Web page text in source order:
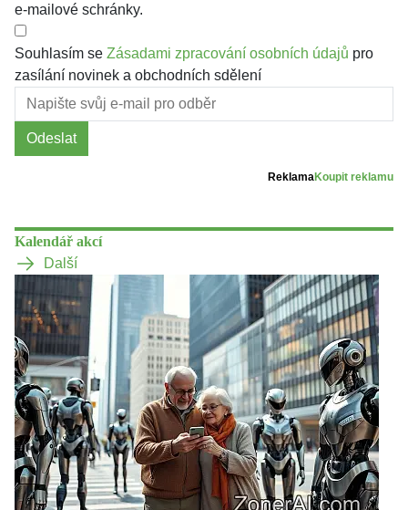
e-mailové schránky.
Souhlasím se Zásadami zpracování osobních údajů pro
zasílání novinek a obchodních sdělení
Odeslat
ReklamaKoupit reklamu
Kalendář akcí
Další